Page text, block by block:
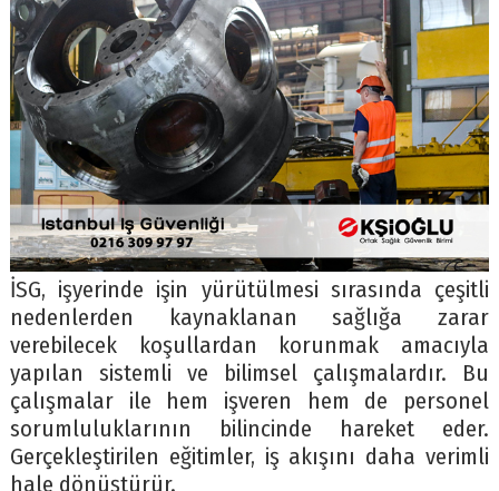
İSG, işyerinde işin yürütülmesi sırasında çeşitli
nedenlerden kaynaklanan sağlığa zarar
verebilecek koşullardan korunmak amacıyla
yapılan sistemli ve bilimsel çalışmalardır. Bu
çalışmalar ile hem işveren hem de personel
sorumluluklarının bilincinde hareket eder.
Gerçekleştirilen eğitimler, iş akışını daha verimli
hale dönüştürür.